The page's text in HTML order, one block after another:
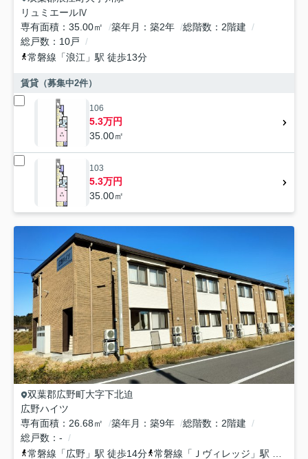
リュミエールⅣ
専有面積
35.00㎡ 築年月 築2年 総階数
2階建
総戸数
10戸
常磐線 「浪江 」駅 徒歩13分
賃貸（募集中2件）
106
5.3万円
35.00㎡
103
5.3万円
35.00㎡
双葉郡広野町大字下北迫
広野ハイツ
専有面積
26.68㎡ 築年月 築9年 総階数
2階建
総戸数
-
常磐線 「広野 」駅 徒歩14分 常磐線 「 Ｊヴィレッジ 」駅 徒歩39分